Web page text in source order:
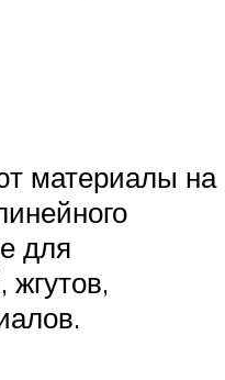
материалы на
для
жгутов,